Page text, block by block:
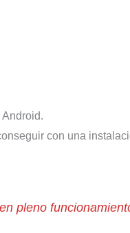
Android.
con una
pleno